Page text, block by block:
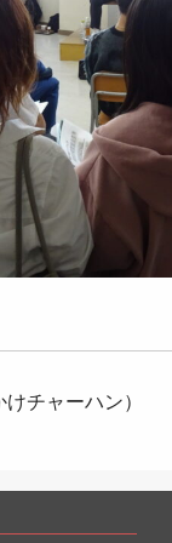
チャーハン）